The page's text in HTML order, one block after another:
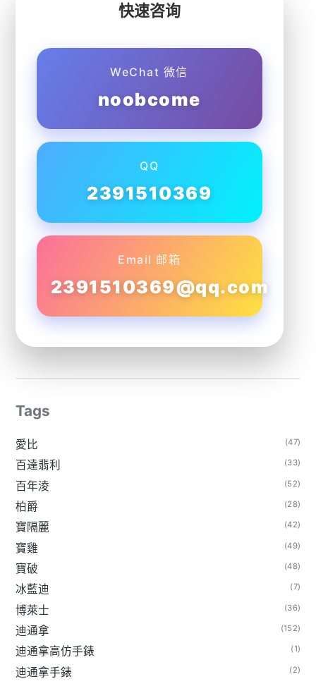
快速咨询
WeChat 微信
noobcome
QQ
2391510369
Email 邮箱
2391510369@qq.com
Tags
愛比 (47)
百達翡利 (33)
百年淩 (52)
柏爵 (28)
寶隔麗 (42)
寶雞 (49)
寶破 (48)
冰藍迪 (7)
博萊士 (36)
迪通拿 (152)
迪通拿高仿手錶 (1)
迪通拿手錶 (2)